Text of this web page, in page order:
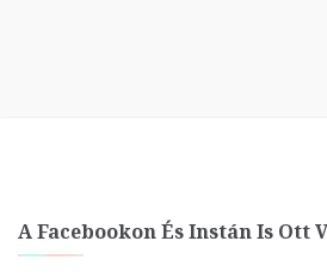
A Facebookon És Instán Is Ott